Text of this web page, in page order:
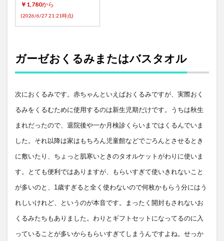
￥1,780から
(2026/6/27 21:21時点)
ガーゼおくるみまたはバスタオル
次におくるみです。赤ちゃんといえばおくるみですが、実際おく
るみをくるむために使用するのは新生児期だけです。うちは秋生
まれだったので、退院後や一か月検診くらいまではくるんでいま
した。それ以降は家はもちろん児童館などでごろんとさせるとき
に敷いたり、ちょっと肌寒いときのタオルケットがわりに使いま
す。とても便利ではありますが、もらいすぎて使いきれないこと
が多いのと、 1歳すぎると全く使わないので何枚かもらう分にはう
れしいけれど、というのが本音です。まったく開封もされないお
くるみたちもありました。わりとギフトセットになってるのに入
っていることが多いからもらいすぎてしまうんですよね。せっか